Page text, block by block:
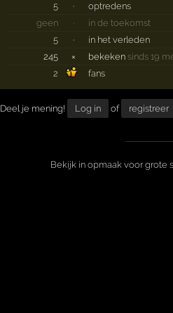
5 ·
optredens
geen
·
in de toekomst
5
·
in het verleden
245
× bekeken sinds 19
2
fans
Deel je mening! Log in of registreer
Bekijk in opmaak voor grote